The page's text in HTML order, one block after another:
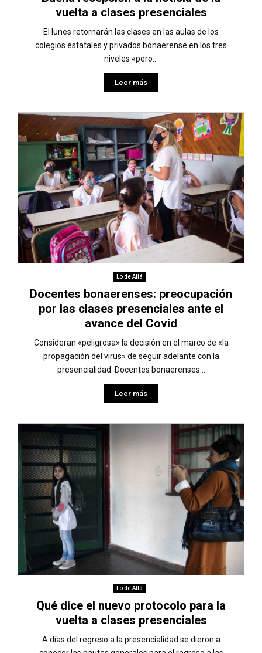
vuelta a clases presenciales
El lunes retornarán las clases en las aulas de los
colegios estatales y privados bonaerense en los tres
niveles «pero...
Leer más
Lo de Allá
Docentes bonaerenses: preocupación
por las clases presenciales ante el
avance del Covid
Consideran «peligrosa» la decisión en el marco de «la
propagación del virus» de seguir adelante con la
presencialidad. Docentes bonaerenses...
Leer más
Lo de Allá
Qué dice el nuevo protocolo para la
vuelta a clases presenciales
A días del regreso a la presencialidad se dieron a